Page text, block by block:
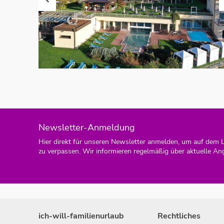
Newsletter-Anmeldung
Hier direkt für unseren Newsletter anmelden, um auf dem
zu verpassen. Wir informieren regelmäßig über aktuelle
ich-will-familienurlaub Rechtliches